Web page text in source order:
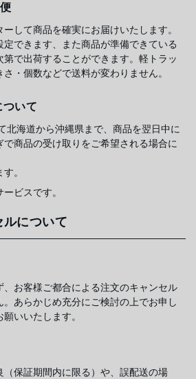
して商品を確実にお届けいたします。
できます、また商品が準備できている
で出荷することができます。軽トラッ
・個数などで送料が変わりません。
ついて
北海道から沖縄県まで、商品を翌日中に
商品の受け取りをご希望される場合に
。
ビスです。
について
お客様ご都合による注文のキャンセル
あらかじめ充分にご検討の上でお申し
いいたします。
保証期間内に限る）や、誤配送の場